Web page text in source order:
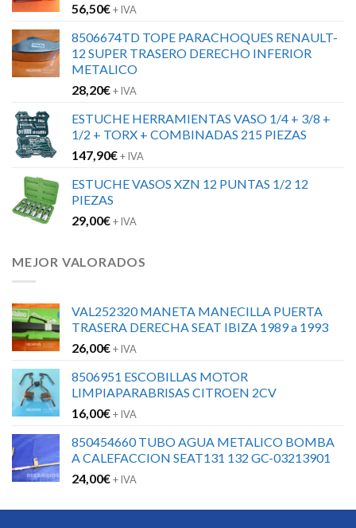
56,50€+ IVA
8506674TD TOPE PARACHOQUES RENAULT-
12 SUPER TRASERO DERECHO INFERIOR
METALICO
28,20€+ IVA
ESTUCHE HERRAMIENTAS VASO 1/4 + 3/8 +
1/2 + TORX + COMBINADAS 215 PIEZAS
147,90€+ IVA
ESTUCHE VASOS XZN 12 PUNTAS 1/2 12
PIEZAS
29,00€+ IVA
MEJOR VALORADOS
VAL252320 MANETA MANECILLA PUERTA
TRASERA DERECHA SEAT IBIZA 1989 a 1993
26,00€+ IVA
8506951 ESCOBILLAS MOTOR
LIMPIAPARABRISAS CITROEN 2CV
16,00€+ IVA
850454660 TUBO AGUA METALICO BOMBA
A CALEFACCION SEAT131 132 GC-03213901
24,00€+ IVA